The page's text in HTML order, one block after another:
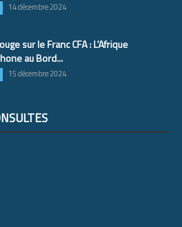
14 décembre 2024
sur le Franc CFA : L’Afrique
au Bord...
15 décembre 2024